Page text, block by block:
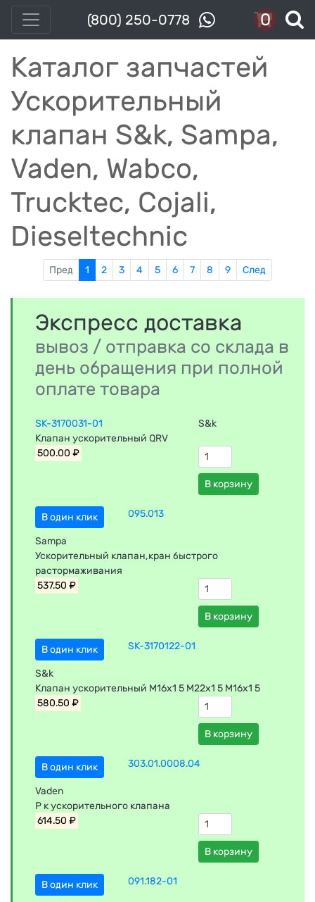
(800) 250-0778 0
Каталог запчастей
Ускорительный
клапан S&k, Sampa,
Vaden, Wabco,
Trucktec, Cojali,
Dieseltechnic
Пред 1 2 3 4 5 6 7 8 9 След
Экспресс доставка
вывоз / отправка со склада в
день обращения при полной
оплате товара
SK-3170031-01
S&k
Клапан ускорительный QRV
500.00 ₽
В корзину
В один клик 095.013
Sampa
Ускорительный клапан,кран быстрого
растормаживания
537.50 ₽
В корзину
В один клик SK-3170122-01
S&k
Клапан ускорительный M16x1 5 M22x1 5 M16x1 5
580.50 ₽
В корзину
В один клик 303.01.0008.04
Vaden
Р к ускорительного клапана
614.50 ₽
В корзину
В один клик 091.182-01